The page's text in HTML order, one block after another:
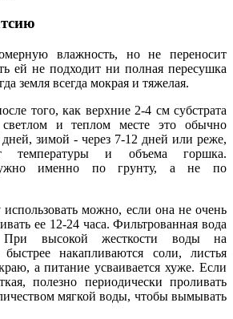
влажность, но не переносит
ей не подходит ни полная пересушка
земля всегда мокрая и тяжелая.
того, как верхние 2-4 см субстрата
и теплом месте это обычно
дней, зимой - через 7-12 дней или реже,
температуры и объема горшка.
нужно именно по грунту, а не по
можно, если она не очень
ее 12-24 часа. Фильтрованная вода
При высокой жесткости воды на
быстрее накапливаются соли, листья
а питание усваивается хуже. Если
полезно периодически проливать
мягкой воды, чтобы вымывать